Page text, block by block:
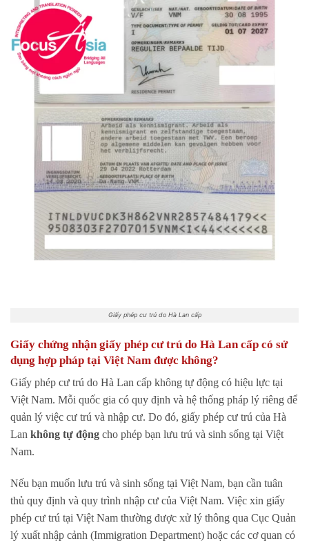
Giấy phép cư trú do Hà Lan cấp
Giấy chứng nhận giấy phép cư trú do Hà Lan cấp có sử
dụng hợp pháp tại Việt Nam được không?
Giấy phép cư trú do Hà Lan cấp không tự động có hiệu lực tại
Việt Nam. Mỗi quốc gia có quy định và hệ thống pháp lý riêng để
quản lý việc cư trú và nhập cư. Do đó, giấy phép cư trú của Hà
Lan không tự động cho phép bạn lưu trú và sinh sống tại Việt
Nam.
Nếu bạn muốn lưu trú và sinh sống tại Việt Nam, bạn cần tuân
thủ quy định và quy trình nhập cư của Việt Nam. Việc xin giấy
phép cư trú tại Việt Nam thường được xử lý thông qua Cục Quản
lý xuất nhập cảnh (Immigration Department) hoặc các cơ quan có